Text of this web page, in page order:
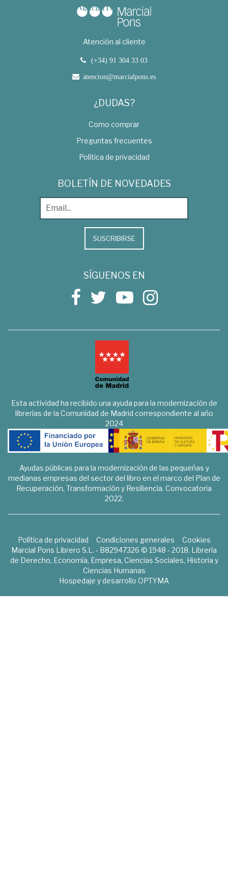
Atención al cliente
(+34) 91 304 33 03
atencion@marcialpons.es
¿DUDAS?
Como comprar
Preguntas frecuentes
Política de privacidad
BOLETÍN DE NOVEDADES
SUSCRIBIRSE
SÍGUENOS EN
Esta actividad ha recibido una ayuda para la modernización de
librerías de la Comunidad de Madrid correspondiente al año
2024
Ayudas públicas para la modernización de las pequeñas y
medianas empresas del sector del libro en el marco del Plan de
Recuperación, Transformación y Resiliencia. Convocatoria
2022.
Política de privacidad Condiciones generales
Cookies
Marcial Pons Librero S.L. - B82947326 © 1948 - 2018. Librería
de Derecho, Economía, Empresa, Ciencias Sociales, Historia y
Ciencias Humanas
Hospedaje y desarrollo OPTYMA